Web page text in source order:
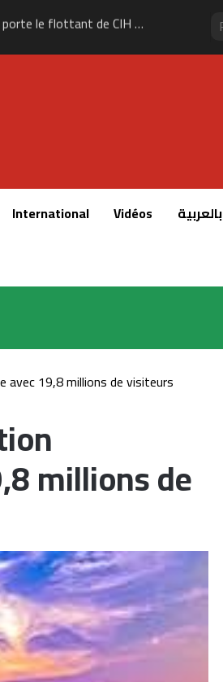
La Bourse de Casablanca porte le flottant de CIH Bank à 35 %
International Vidéos بالعربية
19,8 millions de visiteurs
millions de